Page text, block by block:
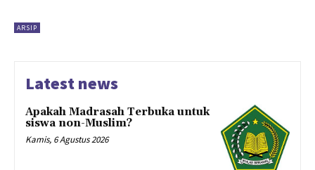
ARSIP
Latest news
Apakah Madrasah Terbuka untuk
siswa non-Muslim?
Kamis, 6 Agustus 2026